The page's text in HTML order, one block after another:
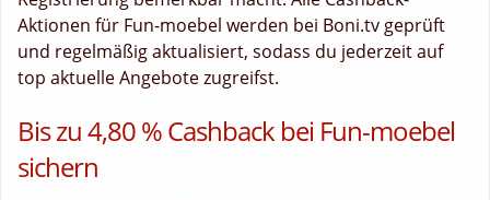
Aktionen für Fun-moebel werden bei Boni.tv geprüft
und regelmäßig aktualisiert, sodass du jederzeit auf
top aktuelle Angebote zugreifst.
Bis zu 4,80 % Cashback bei Fun-moebel
sichern